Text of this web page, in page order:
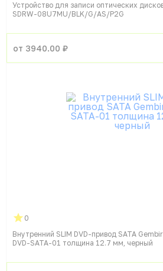
Устройство для записи оптических
SDRW-08U7MU/BLK/G/AS/P2G
от 3940.00 ₽
0
Внутренний SLIM DVD-привод SATA
DVD-SATA-01 толщина 12.7 мм, черный